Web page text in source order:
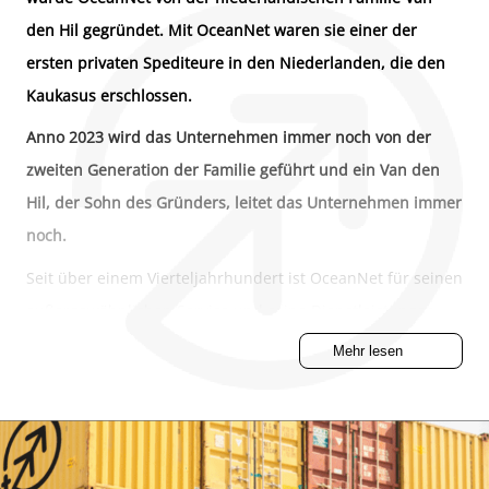
den Hil gegründet. Mit OceanNet waren sie einer der
ersten privaten Spediteure in den Niederlanden, die den
Kaukasus erschlossen.
Anno 2023 wird das Unternehmen immer noch von der
zweiten Generation der Familie geführt und ein Van den
Hil, der Sohn des Gründers, leitet das Unternehmen immer
noch.
Seit über einem Vierteljahrhundert ist OceanNet für seinen
bekannt. Ein Familienunternehmen mit einer
bodenständigen Rotterdamer Mentalität.
Nummer!
Der Hauptsitz von OceanNet befindet sich inPapendrecht
Mehr lesen